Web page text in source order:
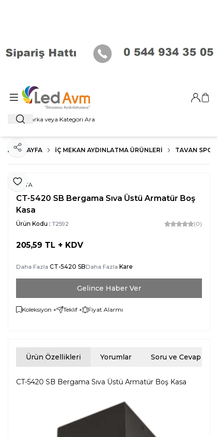
Ara
Giriş
ANA SAYFA İÇ MEKAN AYDINLATMA ÜRÜNLERI TAVAN SPOT
Favoriye Ekle
Paylaş
CATA
CT-5420 SB Bergama Sıva Üstü Armatür Boş
Kasa
Ürün Kodu : T2592 (0)
205,59 TL + KDV
Daha Fazla CT-5420 SBDaha Fazla Kare
Gelince Haber Ver
Koleksiyon + Teklif + Fiyat Alarmı
Ürün Özellikleri Yorumlar Soru ve Cevap
CT-5420 SB Bergama Sıva Üstü Armatür Boş Kasa